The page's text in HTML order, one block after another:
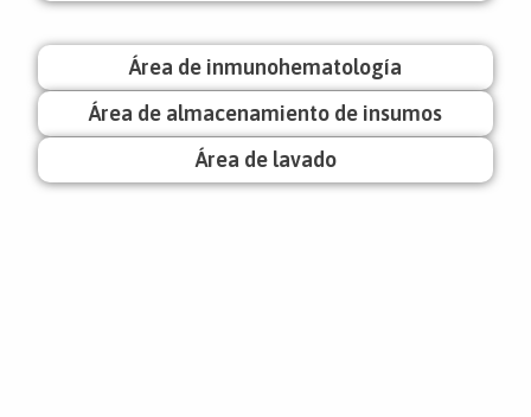
Área de inmunohematología
Área de almacenamiento de insumos
Área de lavado